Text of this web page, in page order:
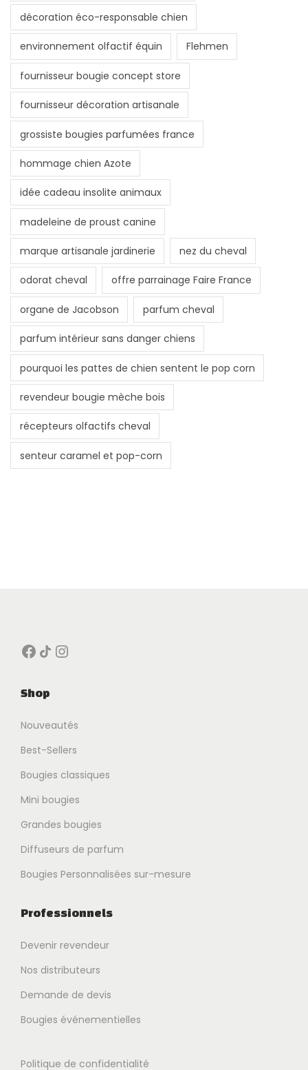
décoration éco-responsable chien
environnement olfactif équin Flehmen
fournisseur bougie concept store
fournisseur décoration artisanale
grossiste bougies parfumées france
hommage chien Azote
idée cadeau insolite animaux
madeleine de proust canine
marque artisanale jardinerie nez du cheval
odorat cheval offre parrainage Faire France
organe de Jacobson parfum cheval
parfum intérieur sans danger chiens
pourquoi les pattes de chien sentent le pop corn
revendeur bougie mèche bois
récepteurs olfactifs cheval
senteur caramel et pop-corn
Facebook Icône de partage Instagram
Shop
Nouveautés
Best-Sellers
Bougies classiques
Mini bougies
Grandes bougies
Diffuseurs de parfum
Bougies Personnalisées sur-mesure
Professionnels
Devenir revendeur
Nos distributeurs
Demande de devis
Bougies événementielles
Politique de confidentialité